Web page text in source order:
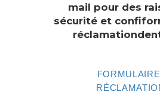
mail pour des
sécurité et